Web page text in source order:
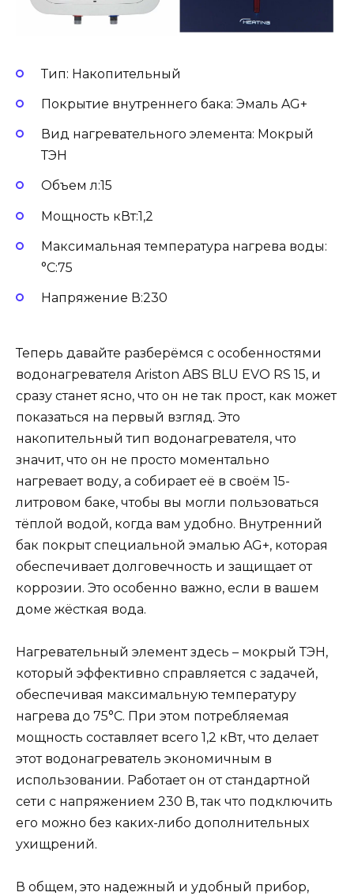
Тип: Накопительный
Покрытие внутреннего бака: Эмаль AG+
Вид нагревательного элемента: Мокрый
ТЭН
Объем л:15
Мощность кВт:1,2
Максимальная температура нагрева воды:
°С:75
Напряжение В:230
Теперь давайте разберёмся с особенностями
водонагревателя Ariston ABS BLU EVO RS 15, и
сразу станет ясно, что он не так прост, как может
показаться на первый взгляд. Это
накопительный тип водонагревателя, что
значит, что он не просто моментально
нагревает воду, а собирает её в своём 15-
литровом баке, чтобы вы могли пользоваться
тёплой водой, когда вам удобно. Внутренний
бак покрыт специальной эмалью AG+, которая
обеспечивает долговечность и защищает от
коррозии. Это особенно важно, если в вашем
доме жёсткая вода.
Нагревательный элемент здесь – мокрый ТЭН,
который эффективно справляется с задачей,
обеспечивая максимальную температуру
нагрева до 75°C. При этом потребляемая
мощность составляет всего 1,2 кВт, что делает
этот водонагреватель экономичным в
использовании. Работает он от стандартной
сети с напряжением 230 В, так что подключить
его можно без каких-либо дополнительных
ухищрений.
В общем, это надежный и удобный прибор,